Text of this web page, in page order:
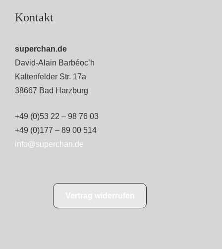
Kontakt
superchan.de
David-Alain Barbéoc’h
Kaltenfelder Str. 17a
38667 Bad Harzburg
+49 (0)53 22 – 98 76 03
+49 (0)177 – 89 00 514
info@superchan.de